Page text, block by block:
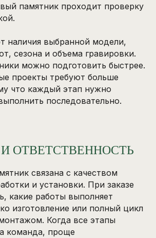
памятник проходит проверку
наличия выбранной модели,
сезона и объема гравировки.
можно подготовить быстрее.
проекты требуют больше
что каждый этап нужно
последовательно.
ОТВЕТСТВЕННОСТЬ
связана с качеством
и установки. При заказе
какие работы выполняет
изготовление или полный цикл
Когда все этапы
команда, проще